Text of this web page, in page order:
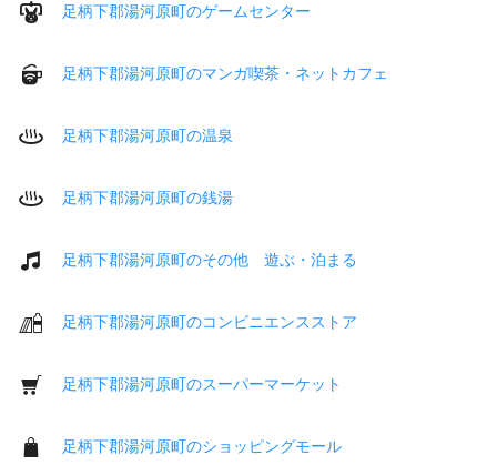
足柄下郡湯河原町のゲームセンター
足柄下郡湯河原町のマンガ喫茶・ネットカフェ
足柄下郡湯河原町の温泉
足柄下郡湯河原町の銭湯
足柄下郡湯河原町のその他 遊ぶ・泊まる
足柄下郡湯河原町のコンビニエンスストア
足柄下郡湯河原町のスーパーマーケット
足柄下郡湯河原町のショッピングモール